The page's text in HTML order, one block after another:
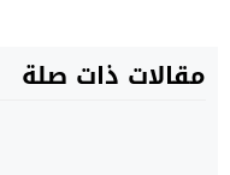
مقالات ذات صلة